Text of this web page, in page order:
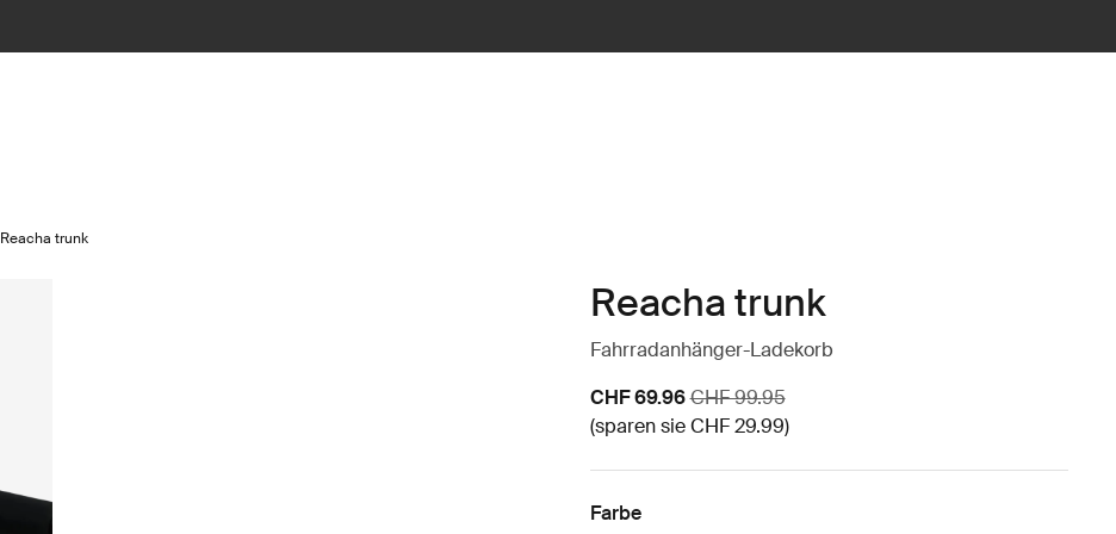
Reacha trunk
Reacha trunk
Fahrradanhänger-Ladekorb
Aktionspreis
CHF 69.96Originalpreis
CHF 99.95
(sparen sie CHF 29.99)
Farbe